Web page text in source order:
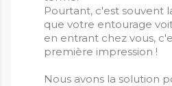
Pourtant, c'est souvent
que votre entourage
en entrant chez vous,
première impression !
Nous avons la solution